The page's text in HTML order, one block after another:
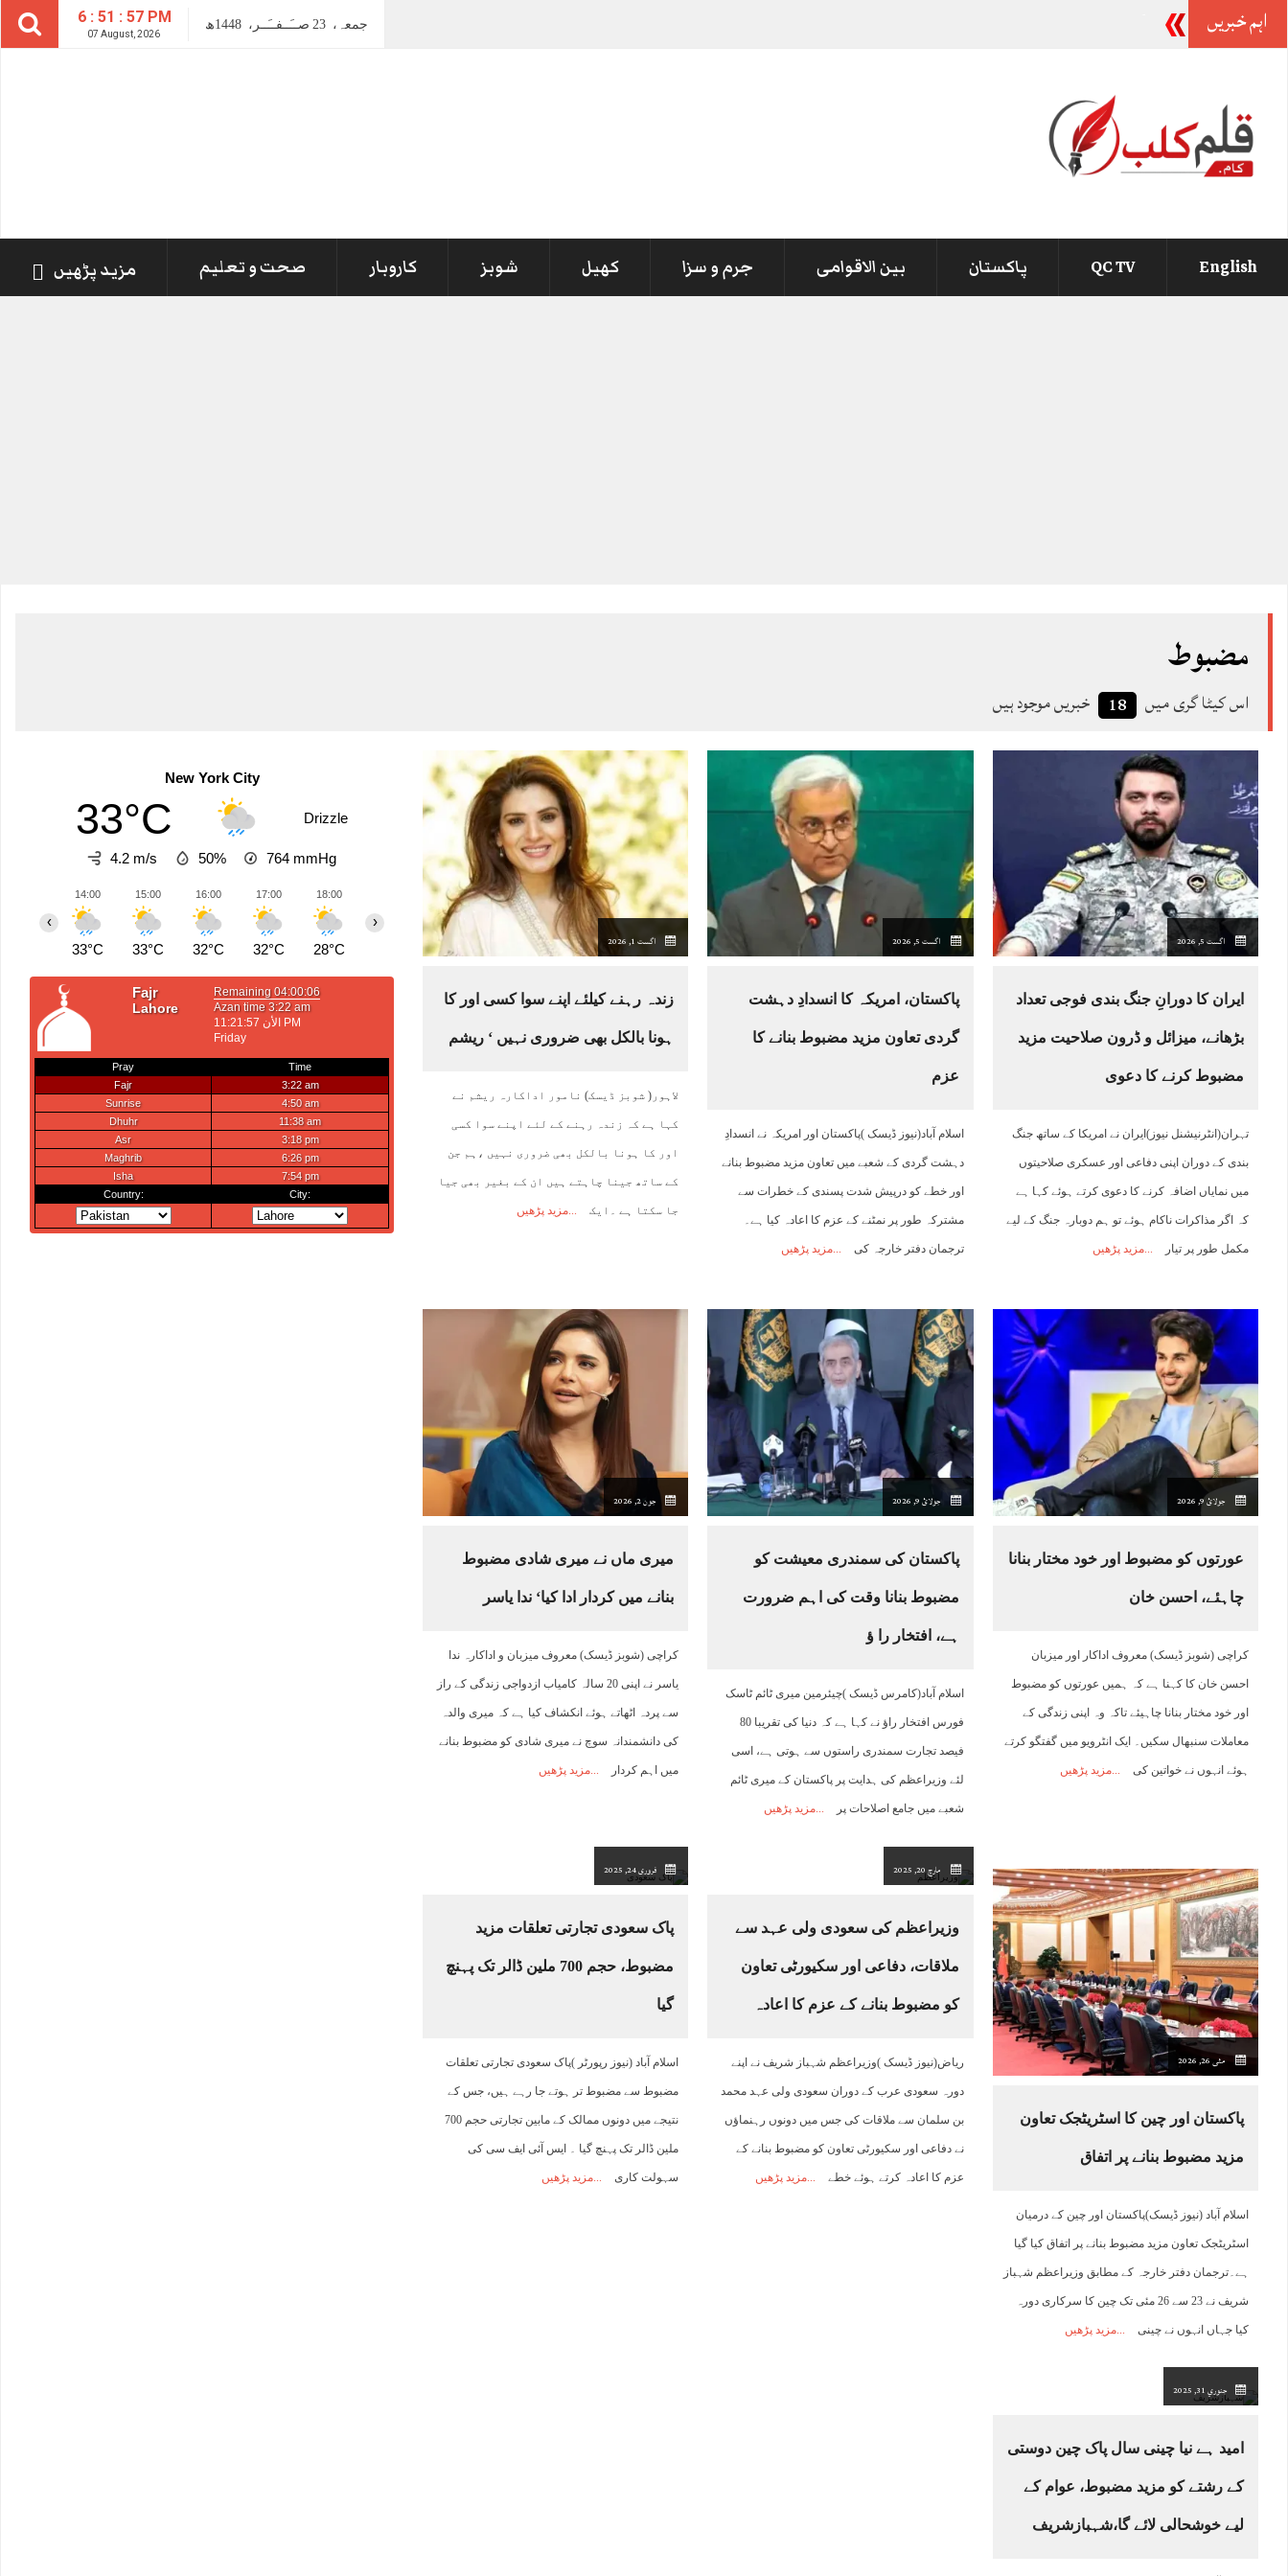
6 : 51 : 58 PM
07 August, 2026
جمعہ، 23 صــَــفــَــر، 1448ھ اہم خبریں
English
QC TV پاکستان بین الاقوامی جرم و سزا کھیل شوبز کاروبار صحت و تعلیم مزید پڑھیں
مضبوط
اس کیٹا گری میں 18 خبریں موجود ہیں
New York City
33°C Drizzle
4.2 m/s 50% 764 mmHg
14:00
33°C
15:00
33°C
16:00
32°C
17:00
32°C
18:00
28°C
20:00
26°C
21:00 22:00
26°C
23:00
26°C
00:00
25°C
02:00
25°C
04:00
24°C
05:00
24°C
06:00
24°C
07:00
24°C
08:00
25°C
09:00
27°C
‹
›
اگست 5, 2026
ایران کا دورانِ جنگ بندی فوجی تعداد
بڑھانے، میزائل و ڈرون صلاحیت مزید
مضبوط کرنے کا دعوی
تہران(انٹرنیشنل نیوز)ایران نے امریکا کے ساتھ جنگ
بندی کے دوران اپنی دفاعی اور عسکری صلاحیتوں
میں نمایاں اضافہ کرنے کا دعوی کرتے ہوئے کہا ہے
کہ اگر مذاکرات ناکام ہوئے تو ہم دوبارہ جنگ کے لیے
مکمل طور پر تیار مزید پڑھیں
اگست 5, 2026
پاکستان، امریکہ کا انسدادِ دہشت
گردی تعاون مزید مضبوط بنانے کا
عزم
اسلام آباد(نیوز ڈیسک )پاکستان اور امریکہ نے انسدادِ
دہشت گردی کے شعبے میں تعاون مزید مضبوط بنانے
اور خطے کو درپیش شدت پسندی کے خطرات سے
مشترکہ طور پر نمٹنے کے عزم کا اعادہ کیا ہے۔
ترجمان دفتر خارجہ کی مزید پڑھیں
اگست 1, 2026
زندہ رہنے کیلئے اپنے سوا کسی اور کا
ہونا بالکل بھی ضروری نہیں ‘ ریشم
لاہور( شوبز ڈیسک) نامور اداکارہ ریشم نے
کہا ہے کہ زندہ رہنے کے لئے اپنے سوا کسی
اور کا ہونا بالکل بھی ضروری نہیں ،ہم جن
کے ساتھ جینا چاہتے ہیں ان کے بغیر بھی جیا
جا سکتا ہے ۔ایک مزید پڑھیں
جولائ 9, 2026
عورتوں کو مضبوط اور خود مختار بنانا
چاہئے، احسن خان
کراچی (شوبز ڈیسک) معروف اداکار اور میزبان
احسن خان کا کہنا ہے کہ ہمیں عورتوں کو مضبوط
اور خود مختار بنانا چاہیئے تاکہ وہ اپنی زندگی کے
معاملات سنبھال سکیں۔ ایک انٹرویو میں گفتگو کرتے
ہوئے انہوں نے خواتین کی مزید پڑھیں
جولائ 9, 2026
پاکستان کی سمندری معیشت کو
مضبوط بنانا وقت کی اہم ضرورت
ہے، افتخار را ﺅ
اسلام آباد(کامرس ڈیسک )چیئرمین میری ٹائم ٹاسک
فورس افتخار راﺅ نے کہا ہے کہ دنیا کی تقریبا 80
فیصد تجارت سمندری راستوں سے ہوتی ہے، اسی
لئے وزیراعظم کی ہدایت پر پاکستان کے میری ٹائم
شعبے میں جامع اصلاحات پر مزید پڑھیں
جون 2, 2026
میری ماں نے میری شادی مضبوط
بنانے میں کردار ادا کیا‘ ندا یاسر
کراچی (شوبز ڈیسک) معروف میزبان و اداکارہ ندا
یاسر نے اپنی 20 سالہ کامیاب ازدواجی زندگی کے راز
سے پردہ اٹھاتے ہوئے انکشاف کیا ہے کہ میری والدہ
کی دانشمندانہ سوچ نے میری شادی کو مضبوط بنانے
میں اہم کردار مزید پڑھیں
مئی 26, 2026
پاکستان اور چین کا اسٹریٹجک تعاون
مزید مضبوط بنانے پر اتفاق
اسلام آباد (نیوز ڈیسک)پاکستان اور چین کے درمیان
اسٹریٹجک تعاون مزید مضبوط بنانے پر اتفاق کیا گیا
ہے۔ترجمان دفتر خارجہ کے مطابق وزیراعظم شہباز
شریف نے 23 سے 26 مئی تک چین کا سرکاری دورہ
کیا جہاں انہوں نے چینی مزید پڑھیں
مارچ 20, 2025
وزیراعظم کی سعودی ولی عہد سے
ملاقات، دفاعی اور سکیورٹی تعاون
کو مضبوط بنانے کے عزم کا اعادہ
ریاض(نیوز ڈیسک )وزیراعظم شہباز شریف نے اپنے
دورہ سعودی عرب کے دوران سعودی ولی عہد محمد
بن سلمان سے ملاقات کی جس میں دونوں رہنماﺅں
نے دفاعی اور سکیورٹی تعاون کو مضبوط بنانے کے
عزم کا اعادہ کرتے ہوئے خطے مزید پڑھیں
فروری 24, 2025
پاک سعودی تجارتی تعلقات مزید
مضبوط، حجم 700 ملین ڈالر تک پہنچ
گیا
اسلام آباد (نیوز رپورٹر )پاک سعودی تجارتی تعلقات
مضبوط سے مضبوط تر ہوتے جا رہے ہیں، جس کے
نتیجے میں دونوں ممالک کے مابین تجارتی حجم 700
ملین ڈالر تک پہنچ گیا ۔ ایس آئی ایف سی کی
سہولت کاری مزید پڑھیں
جنوري 31, 2025
امید ہے نیا چینی سال پاک چین دوستی
کے رشتے کو مزید مضبوط، عوام کے
لیے خوشحالی لائے گا،شہبازشریف